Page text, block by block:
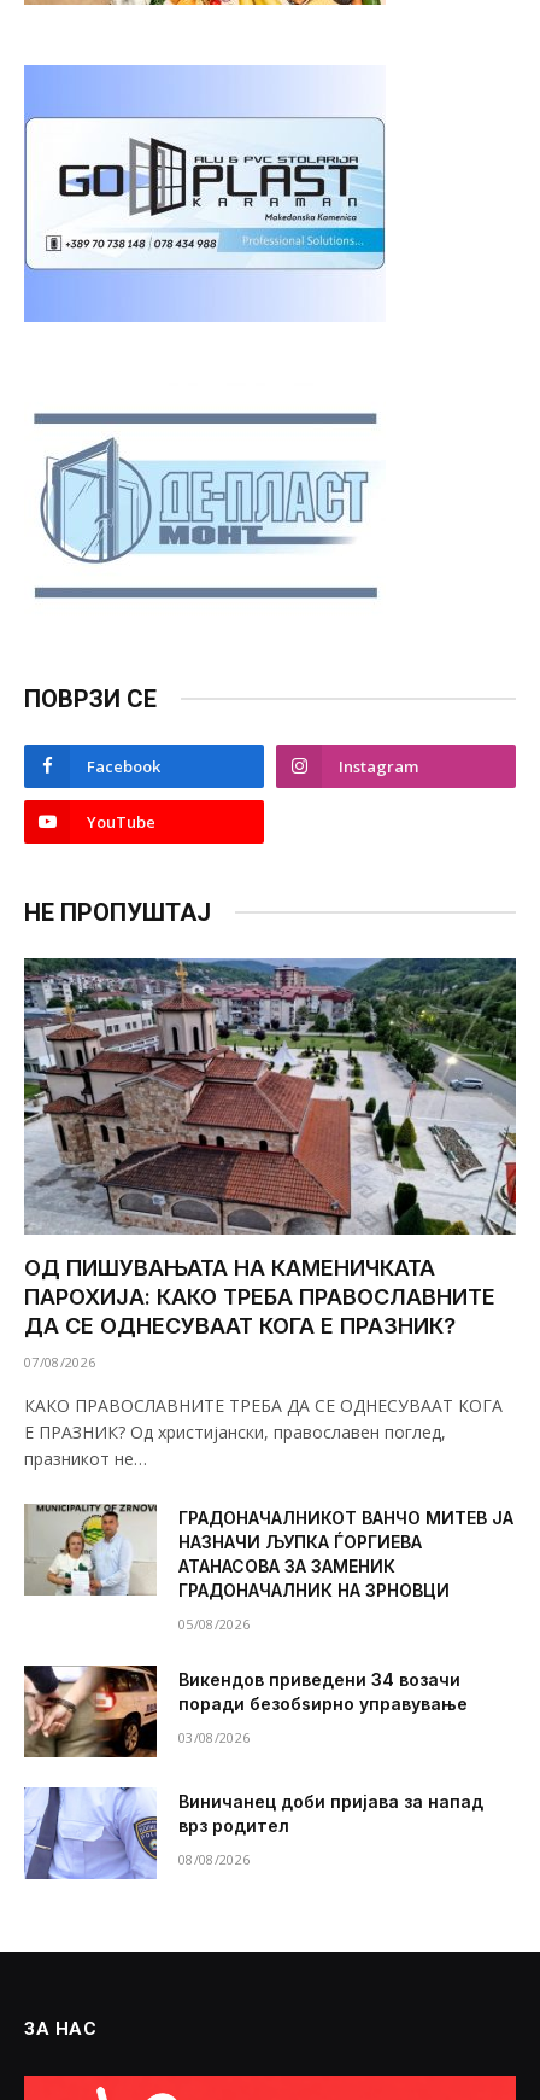
ПОВРЗИ СЕ
Facebook Instagram
YouTube
НЕ ПРОПУШТАЈ
ОД ПИШУВАЊАТА НА КАМЕНИЧКАТА
ПАРОХИЈА: КАКО ТРЕБА ПРАВОСЛАВНИТЕ
ДА СЕ ОДНЕСУВААТ КОГА Е ПРАЗНИК?
07/08/2026
КАКО ПРАВОСЛАВНИТЕ ТРЕБА ДА СЕ ОДНЕСУВААТ КОГА
Е ПРАЗНИК? Од христијански, православен поглед,
празникот не…
ГРАДОНАЧАЛНИКОТ ВАНЧО МИТЕВ ЈА
НАЗНАЧИ ЉУПКА ЃОРГИЕВА
АТАНАСОВА ЗА ЗАМЕНИК
ГРАДОНАЧАЛНИК НА ЗРНОВЦИ
05/08/2026
Викендов приведени 34 возачи
поради безобѕирно управување
03/08/2026
Виничанец доби пријава за напад
врз родител
08/08/2026
ЗА НАС